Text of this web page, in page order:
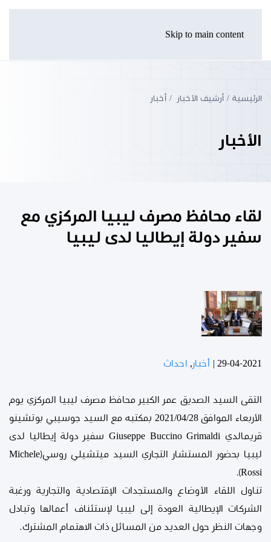
Skip to main content
الرئيسية أرشيف الأخبار أخبار
الأخبار
لقاء محافظ مصرف ليبيا المركزي مع
سفير دولة إيطاليا لدى ليبيا
29-04-2021 أخبار, احداث
التقى السيد الصديق عمر الكبير محافظ مصرف ليبيا المركزي يوم
الأربعاء الموافق 2021/04/28 بمكتبه مع السيد جوسيبي بوتشينو
قريمالدي Giuseppe Buccino Grimaldi سفير دولة إيطاليا لدى
ليبيا بحضور المستشار التجاري السيد ميتشيلي روسي(Michele
Rossi).
تناول اللقاء الأوضاع والمستجدات الإقتصادية والتجارية ورغبة
الشركات الإيطالية العودة إلى ليبيا لإستئناف أعمالها وتبادل
وجهات النظر حول العديد من المسائل ذات الاهتمام المشترك.